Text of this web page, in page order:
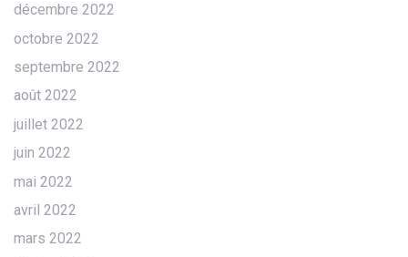
décembre 2022
octobre 2022
septembre 2022
août 2022
juillet 2022
juin 2022
mai 2022
avril 2022
mars 2022